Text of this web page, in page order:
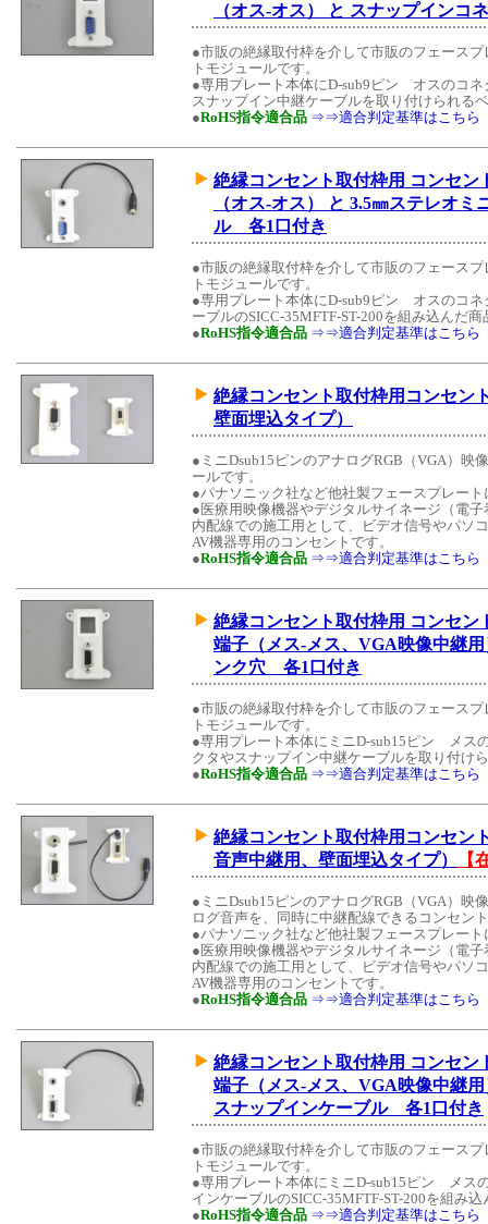
（オス-オス） と スナップイン
●市販の絶縁取付枠を介して市販のフェース
トモジュールです。
●専用プレート本体にD-sub9ピン オスのコ
スナップイン中継ケーブルを取り付けられる
●RoHS指令適合品 ⇒⇒適合判定基準はこちら
絶縁コンセント取付枠用 コンセン
（オス-オス） と 3.5㎜ステレオ
ル 各1口付き
●市販の絶縁取付枠を介して市販のフェース
トモジュールです。
●専用プレート本体にD-sub9ピン オスのコ
ーブルのSICC-35MFTF-ST-200を組み込んだ商
●RoHS指令適合品 ⇒⇒適合判定基準はこちら
絶縁コンセント取付枠用コンセン
壁面埋込タイプ）
●ミニDsub15ピンのアナログRGB（VGA）映
ールです。
●パナソニック社など他社製フェースプレー
●医療用映像機器やデジタルサイネージ（電
内配線での施工用として、ビデオ信号やパソ
AV機器専用のコンセントです。
●RoHS指令適合品 ⇒⇒適合判定基準はこちら
絶縁コンセント取付枠用 コンセン
端子（メス-メス、VGA映像中継
ンク穴 各1口付き
●市販の絶縁取付枠を介して市販のフェース
トモジュールです。
●専用プレート本体にミニD-sub15ピン メス
クタやスナップイン中継ケーブルを取り付け
●RoHS指令適合品 ⇒⇒適合判定基準はこちら
絶縁コンセント取付枠用コンセン
音声中継用、壁面埋込タイプ）
【
●ミニDsub15ピンのアナログRGB（VGA）映
ログ音声を、同時に中継配線できるコンセン
●パナソニック社など他社製フェースプレー
●医療用映像機器やデジタルサイネージ（電
内配線での施工用として、ビデオ信号やパソ
AV機器専用のコンセントです。
●RoHS指令適合品 ⇒⇒適合判定基準はこちら
絶縁コンセント取付枠用 コンセン
端子（メス-メス、VGA映像中継
スナップインケーブル 各1口付き
●市販の絶縁取付枠を介して市販のフェース
トモジュールです。
●専用プレート本体にミニD-sub15ピン メス
インケーブルのSICC-35MFTF-ST-200を組み
●RoHS指令適合品 ⇒⇒適合判定基準はこちら